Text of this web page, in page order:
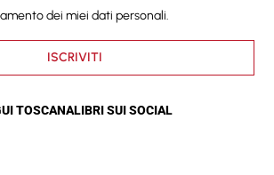
dei miei dati personali.
ISCRIVITI
TOSCANALIBRI SUI SOCIAL